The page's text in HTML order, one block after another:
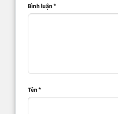
Bình luận*
Tên*